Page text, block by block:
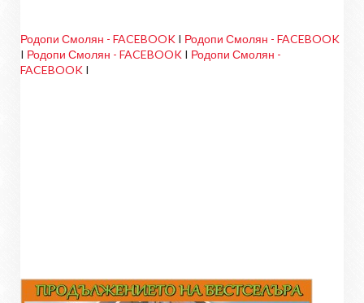
Родопи Смолян - FACEBOOK I Родопи Смолян - FACEBOOK
I Родопи Смолян - FACEBOOK I Родопи Смолян -
FACEBOOK I